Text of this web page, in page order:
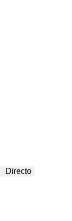
Directo